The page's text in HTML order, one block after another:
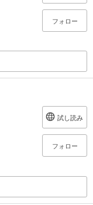
フォロー
試し読み
フォロー